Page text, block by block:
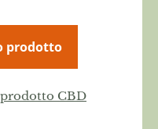
prodotto
CBD